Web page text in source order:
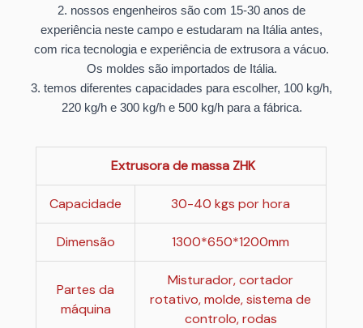
2. nossos engenheiros são com 15-30 anos de
experiência neste campo e estudaram na Itália antes,
com rica tecnologia e experiência de extrusora a vácuo.
Os moldes são importados de Itália.
3. temos diferentes capacidades para escolher, 100 kg/h,
220 kg/h e 300 kg/h e 500 kg/h para a fábrica.
Extrusora de massa ZHK
Capacidade 30-40 kgs por hora
Dimensão 1300*650*1200mm
Partes da
máquina
Misturador, cortador
rotativo, molde, sistema de
controlo, rodas